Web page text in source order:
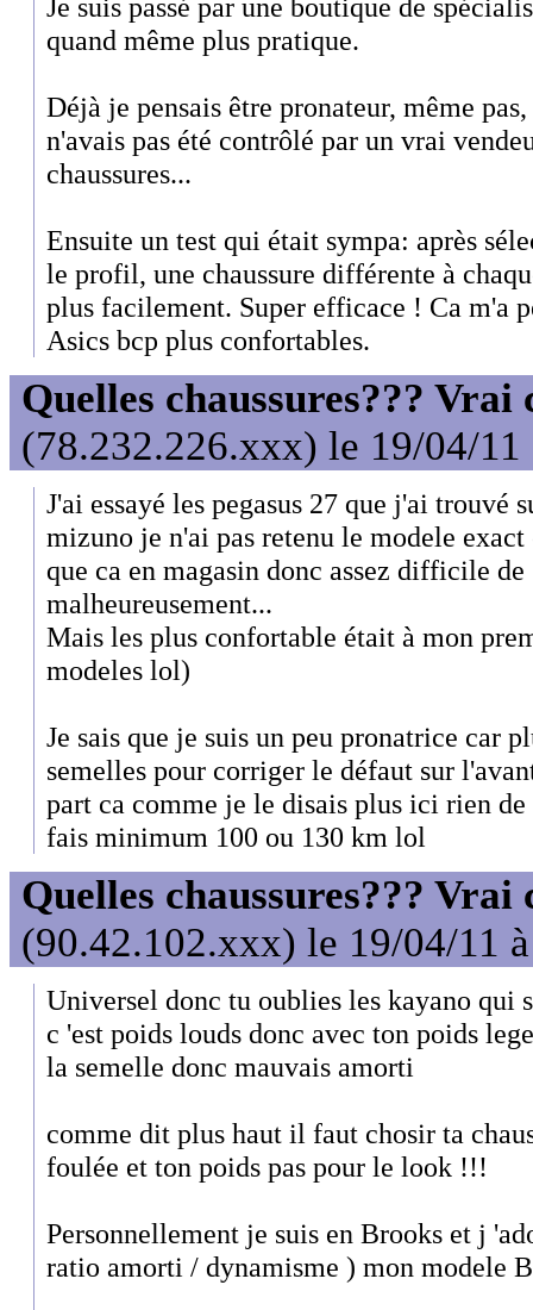
Je suis passé par une boutique de
quand même plus pratique.
Déjà je pensais être pronateur, même
n'avais pas été contrôlé par un vrai
chaussures...
Ensuite un test qui était sympa: après
le profil, une chaussure différente à
plus facilement. Super efficace ! Ca m'a
Asics bcp plus confortables.
Quelles chaussures??? Vrai
(78.232.226.xxx) le 19/04/11
J'ai essayé les pegasus 27 que j'ai trouvé
mizuno je n'ai pas retenu le modele
que ca en magasin donc assez difficile
malheureusement...
Mais les plus confortable était à mon
modeles lol)
Je sais que je suis un peu pronatrice car
semelles pour corriger le défaut sur
part ca comme je le disais plus ici rien
fais minimum 100 ou 130 km lol
Quelles chaussures??? Vrai
(90.42.102.xxx) le 19/04/11
Universel donc tu oublies les kayano qui
c 'est poids louds donc avec ton poids
la semelle donc mauvais amorti
comme dit plus haut il faut chosir ta
foulée et ton poids pas pour le look !!!
Personnellement je suis en Brooks et j
ratio amorti / dynamisme ) mon modele